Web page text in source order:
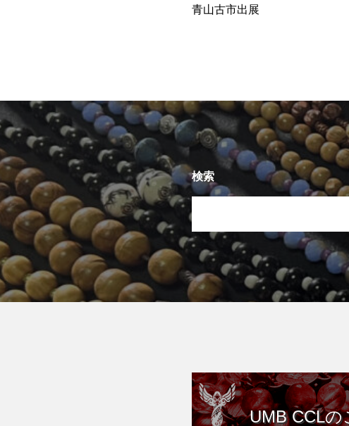
青山古市出展
検索
UMB CCLの